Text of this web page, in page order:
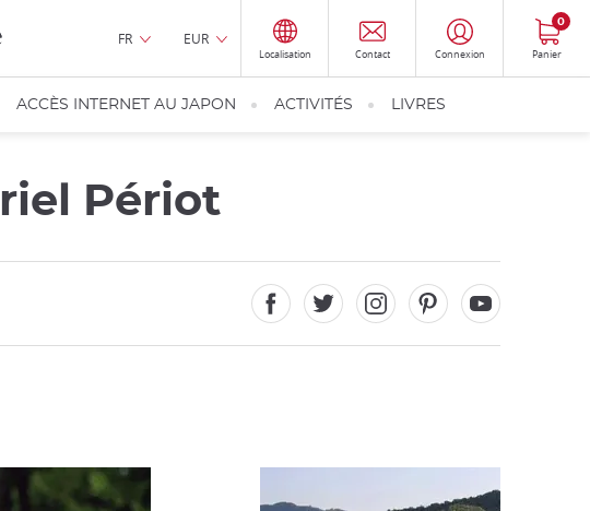
FR EUR
Localisation Contact Connexion Panier
0
ACCÈS INTERNET AU JAPON ACTIVITÉS LIVRES
Périot